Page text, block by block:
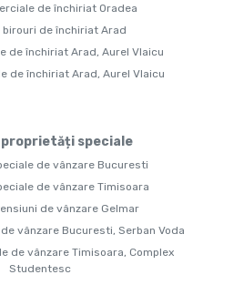
de închiriat Oradea
birouri de închiriat Arad
de închiriat Arad, Aurel Vlaicu
de închiriat Arad, Aurel Vlaicu
proprietăți speciale
de vânzare Bucuresti
de vânzare Timisoara
de vânzare Gelmar
vânzare Bucuresti, Serban Voda
de vânzare Timisoara, Complex
Studentesc